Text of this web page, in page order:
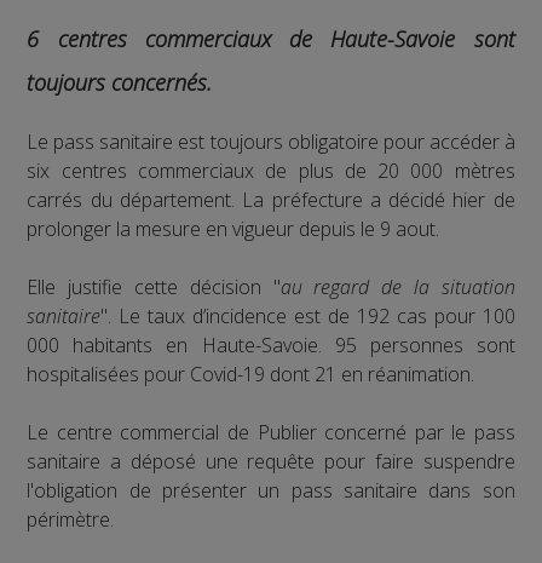
6 centres commerciaux de Haute-Savoie sont
toujours concernés.
Le pass sanitaire est toujours obligatoire pour accéder à
six centres commerciaux de plus de 20 000 mètres
carrés du département. La préfecture a décidé hier de
prolonger la mesure en vigueur depuis le 9 aout.
Elle justifie cette décision "au regard de la situation
sanitaire". Le taux d’incidence est de 192 cas pour 100
000 habitants en Haute-Savoie. 95 personnes sont
hospitalisées pour Covid-19 dont 21 en réanimation.
Le centre commercial de Publier concerné par le pass
sanitaire a déposé une requête pour faire suspendre
l'obligation de présenter un pass sanitaire dans son
périmètre.